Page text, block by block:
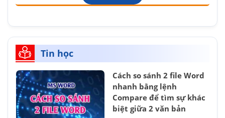
Tin học
Cách so sánh 2 file Word
nhanh bằng lệnh
Compare để tìm sự khác
biệt giữa 2 văn bản